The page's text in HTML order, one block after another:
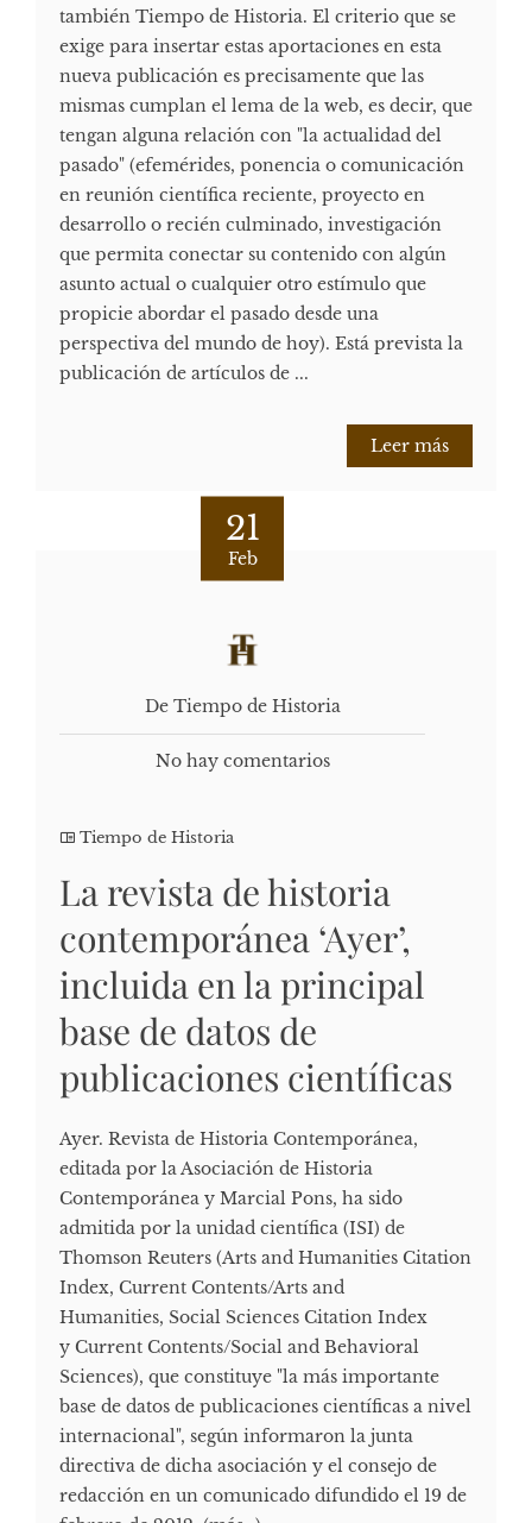
también Tiempo de Historia. El criterio que se
exige para insertar estas aportaciones en esta
nueva publicación es precisamente que las
mismas cumplan el lema de la web, es decir, que
tengan alguna relación con "la actualidad del
pasado" (efemérides, ponencia o comunicación
en reunión científica reciente, proyecto en
desarrollo o recién culminado, investigación
que permita conectar su contenido con algún
asunto actual o cualquier otro estímulo que
propicie abordar el pasado desde una
perspectiva del mundo de hoy). Está prevista la
publicación de artículos de ...
Leer más
21
Feb
De Tiempo de Historia
No hay comentarios
Tiempo de Historia
La revista de historia
contemporánea ‘Ayer’,
incluida en la principal
base de datos de
publicaciones científicas
Ayer. Revista de Historia Contemporánea,
editada por la Asociación de Historia
Contemporánea y Marcial Pons, ha sido
admitida por la unidad científica (ISI) de
Thomson Reuters (Arts and Humanities Citation
Index, Current Contents/Arts and
Humanities, Social Sciences Citation Index
y Current Contents/Social and Behavioral
Sciences), que constituye "la más importante
base de datos de publicaciones científicas a nivel
internacional", según informaron la junta
directiva de dicha asociación y el consejo de
redacción en un comunicado difundido el 19 de